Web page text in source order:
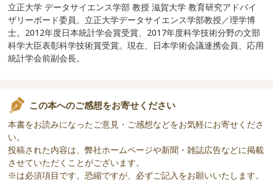
立正大学 データサイエンス学部 教授 滋賀大学 教育研究アドバイ
ザリーボード委員。立正大学データサイエンス学部教授／理学博
士。2012年度日本統計学会賞受賞、2017年度科学技術分野の文部
科学大臣表彰科学技術賞受賞。現在、日本学術会議連携会員、応用
統計学会前副会長。
この本へのご感想をお寄せください
本書をお読みになったご意見・ご感想などをお気軽にお寄せくださ
い。
投稿された内容は、弊社ホームページや新聞・雑誌広告などに掲載
させていただくことがございます。
※は必須項目です。恐縮ですが、必ずご記入をお願いいたします。